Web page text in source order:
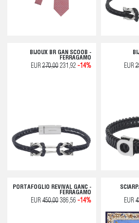
BIJOUX BR GAN SCOOB -
FERRAGAMO
EUR270,00231,92 -14% EUR
PORTAFOGLIO REVIVAL GANC -
FERRAGAMO
EUR450,00386,56 -14% EUR